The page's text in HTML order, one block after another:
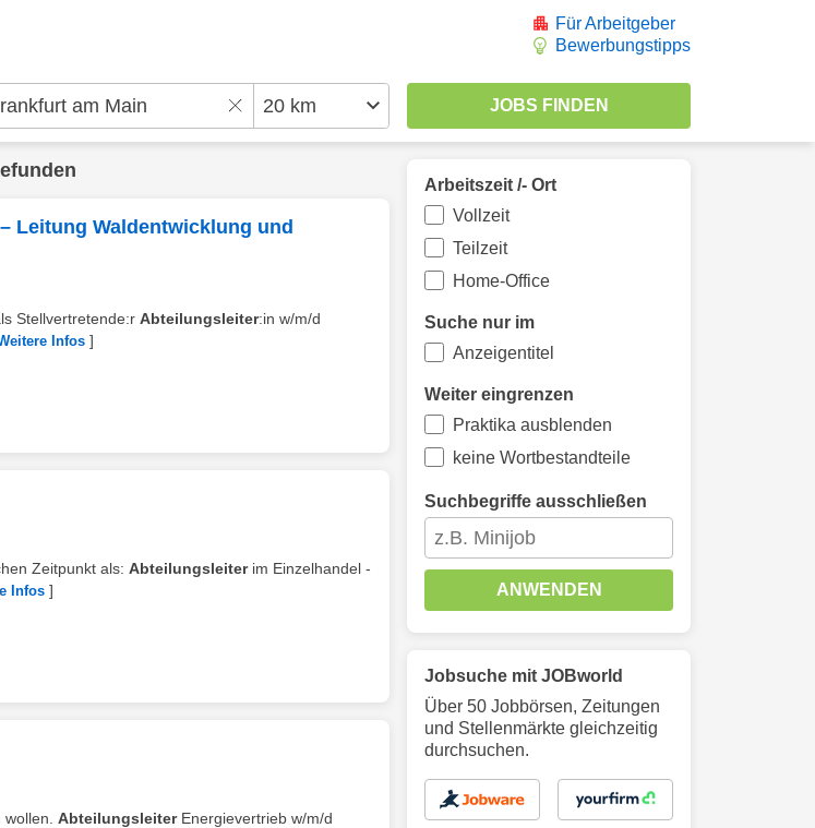
Für Arbeitgeber
Bewerbungstipps
Leitung Waldentwicklung und
Stellvertretende:r Abteilungsleiter:in w/m/d
Infos ]
Zeitpunkt als: Abteilungsleiterim Einzelhandel -
Infos ]
AbteilungsleiterEnergievertrieb w/m/d
Arbeitszeit /- Ort
Vollzeit
Teilzeit
Home-Office
Suche nur im
Anzeigentitel
Weiter eingrenzen
Praktika ausblenden
keine Wortbestandteile
Suchbegriffe ausschließen
ANWENDEN
Jobsuche mit JOBworld
Über 50 Jobbörsen, Zeitungen
und Stellenmärkte gleichzeitig
durchsuchen.